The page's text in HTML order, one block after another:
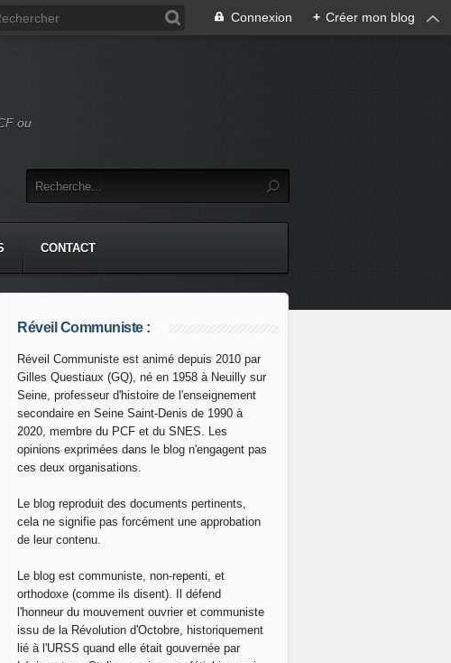
Connexion + Créer mon blog
ou
CONTACT
Vietnam rejoint les BRICS en tant que " pays partenaire " - EX
Réveil Communiste :
Réveil Communiste est animé depuis 2010 par
Gilles Questiaux (GQ), né en 1958 à Neuilly sur
Seine, professeur d'histoire de l'enseignement
secondaire en Seine Saint-Denis de 1990 à
2020, membre du PCF et du SNES. Les
opinions exprimées dans le blog n'engagent pas
ces deux organisations.
Le blog reproduit des documents pertinents,
cela ne signifie pas forcément une approbation
de leur contenu.
Le blog est communiste, non-repenti, et
orthodoxe (comme ils disent). Il défend
l'honneur du mouvement ouvrier et communiste
issu de la Révolution d'Octobre, historiquement
lié à l'URSS quand elle était gouvernée par